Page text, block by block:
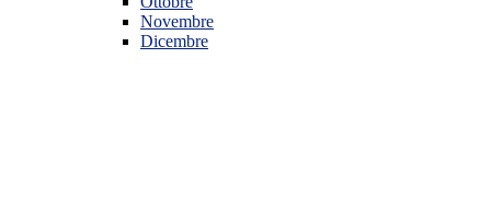
Novembre
Dicembre